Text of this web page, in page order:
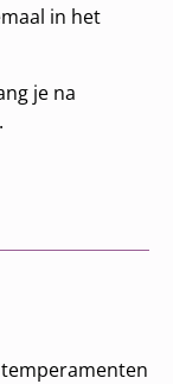
in het
je na